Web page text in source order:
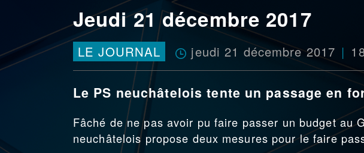
Jeudi 21 décembre 2017
LE JOURNAL jeudi 21 décembre 2017
Le PS neuchâtelois tente un passage en
Fâché de ne pas avoir pu faire passer un budget au
neuchâtelois propose deux mesures pour le faire